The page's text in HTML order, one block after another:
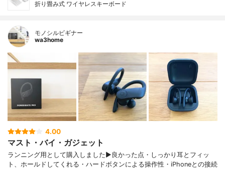
折り畳み式 ワイヤレスキーボード
モノシルビギナー
wa3home
4.00
マスト・バイ・ガジェット
ランニング用として購入しました▶︎良かった点・しっかり耳とフィッ
ト、ホールドしてくれる・ハードボタンによる操作性・iPhoneとの接続